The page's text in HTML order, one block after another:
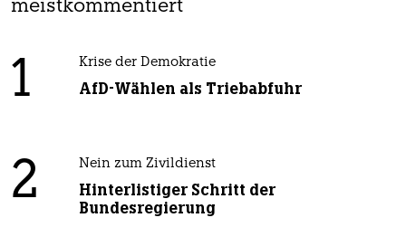
meistkommentiert
1 Krise der Demokratie
AfD-Wählen als Triebabfuhr
2 Nein zum Zivildienst
Hinterlistiger Schritt der
Bundesregierung